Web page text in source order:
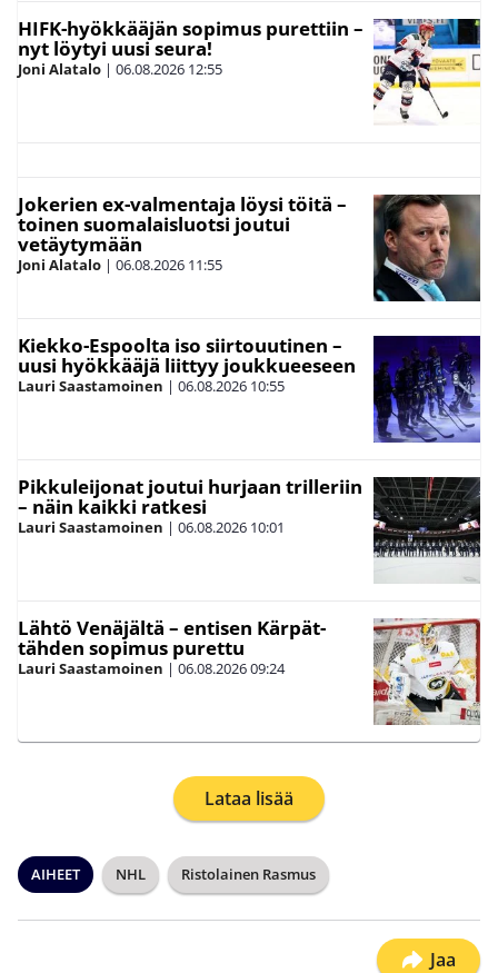
HIFK-hyökkääjän sopimus purettiin –
nyt löytyi uusi seura!
Joni Alatalo | 06.08.2026 12:55
Jokerien ex-valmentaja löysi töitä –
toinen suomalaisluotsi joutui
vetäytymään
Joni Alatalo | 06.08.2026 11:55
Kiekko-Espoolta iso siirtouutinen –
uusi hyökkääjä liittyy joukkueeseen
Lauri Saastamoinen | 06.08.2026 10:55
Pikkuleijonat joutui hurjaan trilleriin
– näin kaikki ratkesi
Lauri Saastamoinen | 06.08.2026 10:01
Lähtö Venäjältä – entisen Kärpät-
tähden sopimus purettu
Lauri Saastamoinen | 06.08.202609:24
Lataa lisää
AIHEET NHL Ristolainen Rasmus
Jaa